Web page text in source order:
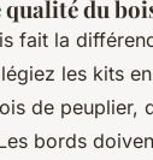
qualité du
fait la
les kits
de peuplier,
bords